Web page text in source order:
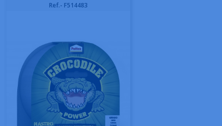
Ref.- F514483